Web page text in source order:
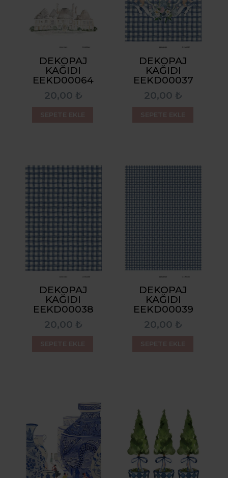
DEKOPAJ
KAĞIDI
EEKD00064
20,00 ₺
DEKOPAJ
KAĞIDI
EEKD00037
20,00 ₺
DEKOPAJ
KAĞIDI
EEKD00038
20,00 ₺
DEKOPAJ
KAĞIDI
EEKD00039
20,00 ₺